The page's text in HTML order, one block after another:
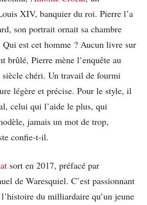
XIV, banquier du roi. Pierre l’a
son portrait ornait sa chambre
Qui est cet homme ? Aucun livre sur
brûlé, Pierre mène l’enquête au
chéri. Un travail de fourmi
légère et précise. Pour le style, il
celui qui l’aide le plus, qui
jamais un mot de trop,
confie-t-il.
sort en 2017, préfacé par
de Waresquiel. C’est passionnant
du milliardaire qu’un jeune